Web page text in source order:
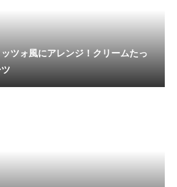
ツォ風にアレンジ！クリームたっ